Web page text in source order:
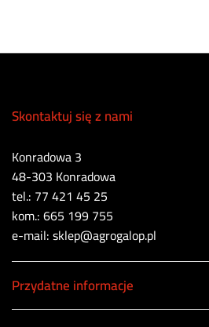
Skontaktuj się z nami
Konradowa 3
48-303 Konradowa
tel.: 77 421 45 25
kom.: 665 199 755
e-mail: sklep@agrogalop.pl
Przydatne informacje